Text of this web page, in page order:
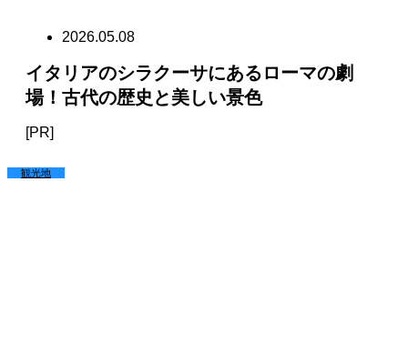
2026.05.08
イタリアのシラクーサにあるローマの劇
場！古代の歴史と美しい景色
[PR]
観光地